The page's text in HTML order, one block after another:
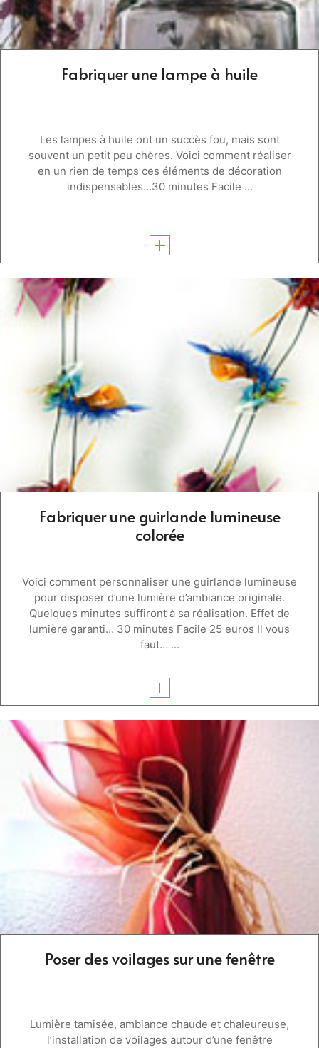
Fabriquer une lampe à huile
Les lampes à huile ont un succès fou, mais sont
souvent un petit peu chères. Voici comment réaliser
en un rien de temps ces éléments de décoration
indispensables…30 minutes Facile ...
Fabriquer une guirlande lumineuse
colorée
Voici comment personnaliser une guirlande lumineuse
pour disposer d’une lumière d’ambiance originale.
Quelques minutes suffiront à sa réalisation. Effet de
lumière garanti… 30 minutes Facile 25 euros Il vous
faut… ...
Poser des voilages sur une fenêtre
Lumière tamisée, ambiance chaude et chaleureuse,
l’installation de voilages autour d’une fenêtre